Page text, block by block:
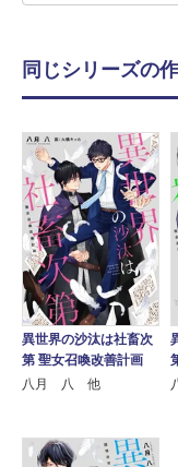
同じシリーズの
異世界の沙汰は社畜次
第 聖女召喚改善計画
八月 八 他